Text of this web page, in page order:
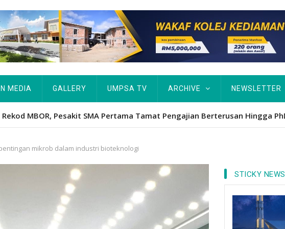
IN MEDIA GALLERY UMPSA TV ARCHIVE NEWSLETTER
academic excellence to PhD earns historic MBOR recognitio
mikrob dalam industri bioteknologi
STICKY NEWS